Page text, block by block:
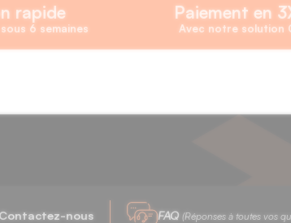
rapide
6 semaines
Paiement en
Avec notre solution
Contactez-nous FAQ (Réponses à toutes vos